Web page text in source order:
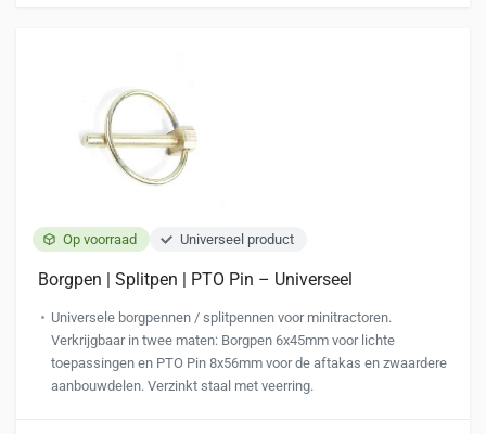
Op voorraad Universeel product
Borgpen | Splitpen | PTO Pin – Universeel
Universele borgpennen / splitpennen voor minitractoren.
Verkrijgbaar in twee maten: Borgpen 6x45mm voor lichte
toepassingen en PTO Pin 8x56mm voor de aftakas en zwaardere
aanbouwdelen. Verzinkt staal met veerring.